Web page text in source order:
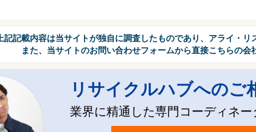
上記記載内容は当サイトが独自に調査したものであり、アライ・
また、当サイトのお問い合わせフォームから直接こちらの
リサイクルハブへのご
業界に精通した専門コーディネー